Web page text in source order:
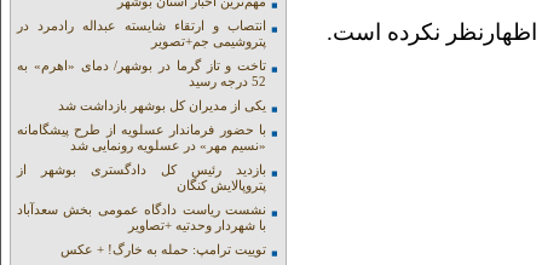
اظهارنظر نکرده است.
انتصاب و ارتقاء شایسته عبداله رادمرد در
پتروشیمی جم+تصویر
تاخت و تاز گرما در بوشهر/ دمای «اهرم» به
52 درجه رسید
یکی از مدیران کل بوشهر بازداشت شد
با حضور فرماندار عسلویه از طرح پیشگامانه
«نسیم مهر» در عسلویه رونمایی شد
بازدید رئیس کل دادگستری بوشهر از
پتروپالایش کنگان
نشست ریاست دادگاه عمومی بخش سعدآباد
با شهردار وحدتیه +تصاویر
توییت ترامپ: حمله به خارگ! + عکس